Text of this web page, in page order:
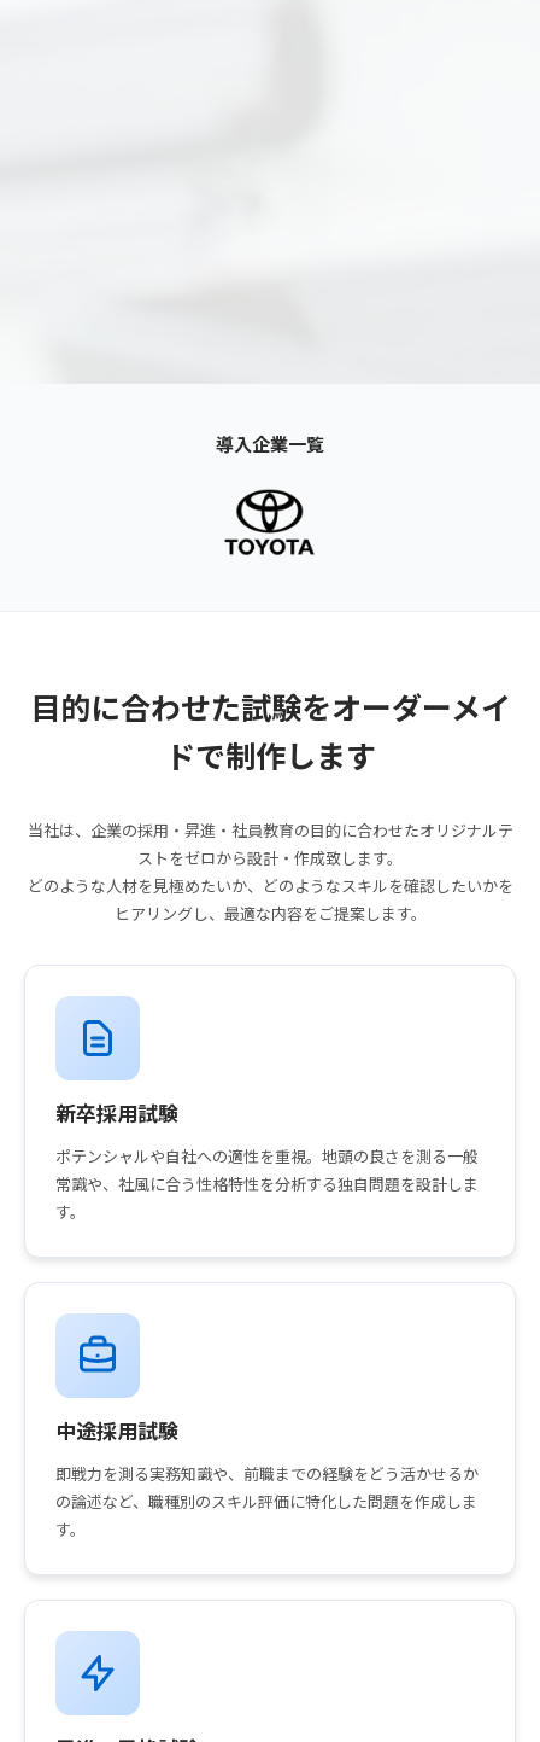
導入企業一覧
目的に合わせた試験をオーダーメイ
ドで制作します
当社は、企業の採用・昇進・社員教育の目的に合わせたオリジナルテ
ストをゼロから設計・作成致します。
どのような人材を見極めたいか、どのようなスキルを確認したいかを
ヒアリングし、最適な内容をご提案します。
新卒採用試験
ポテンシャルや自社への適性を重視。地頭の良さを測る一般
常識や、社風に合う性格特性を分析する独自問題を設計しま
す。
中途採用試験
即戦力を測る実務知識や、前職までの経験をどう活かせるか
の論述など、職種別のスキル評価に特化した問題を作成しま
す。